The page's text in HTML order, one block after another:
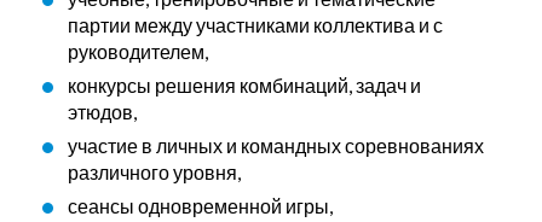
партии между участниками коллектива и с
руководителем,
конкурсы решения комбинаций, задач и
этюдов,
участие в личных и командных соревнованиях
различного уровня,
сеансы одновременной игры,